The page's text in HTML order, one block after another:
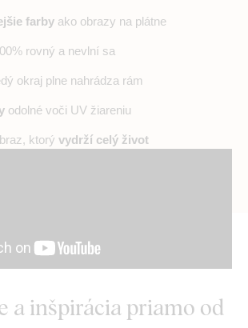
farby ako obrazy na plátne
rovný a nevlní sa
okraj plne nahrádza rám
odolné voči UV žiareniu
ktorý vydrží celý život
a inšpirácia priamo od